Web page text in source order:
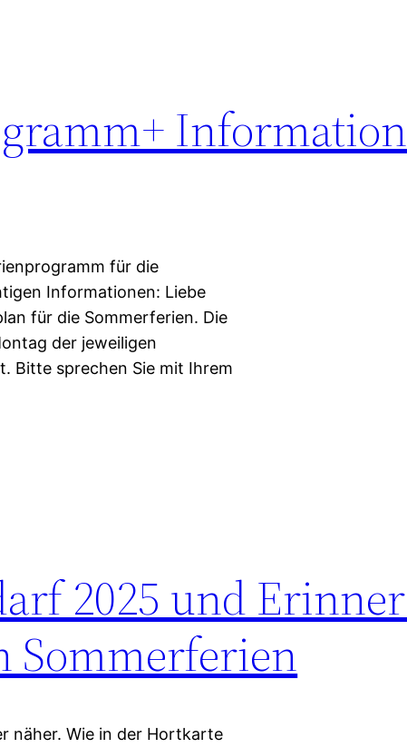
für die
Informationen: Liebe
für die Sommerferien. Die
der jeweiligen
Bitte sprechen Sie mit Ihrem
2025 und
Sommerferien
näher. Wie in der Hortkarte